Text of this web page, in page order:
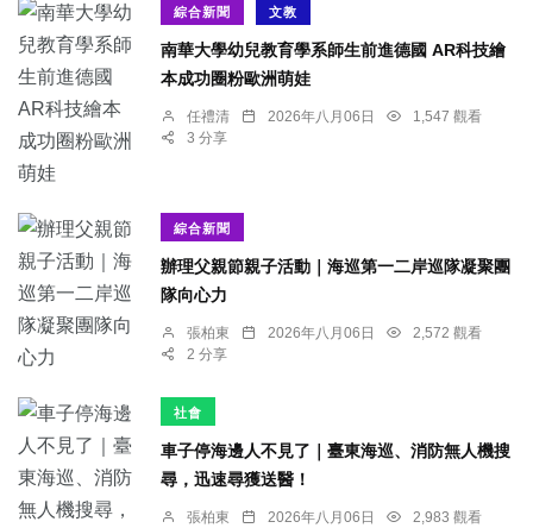
綜合新聞 文教
南華大學幼兒教育學系師生前進德國 AR科技繪
本成功圈粉歐洲萌娃
任禮清 2026年八月06日
1,547 觀看
3 分享
綜合新聞
辦理父親節親子活動｜海巡第一二岸巡隊凝聚團
隊向心力
張柏東 2026年八月06日
2,572 觀看
2 分享
社會
車子停海邊人不見了｜臺東海巡、消防無人機搜
尋，迅速尋獲送醫！
張柏東 2026年八月06日
2,983 觀看